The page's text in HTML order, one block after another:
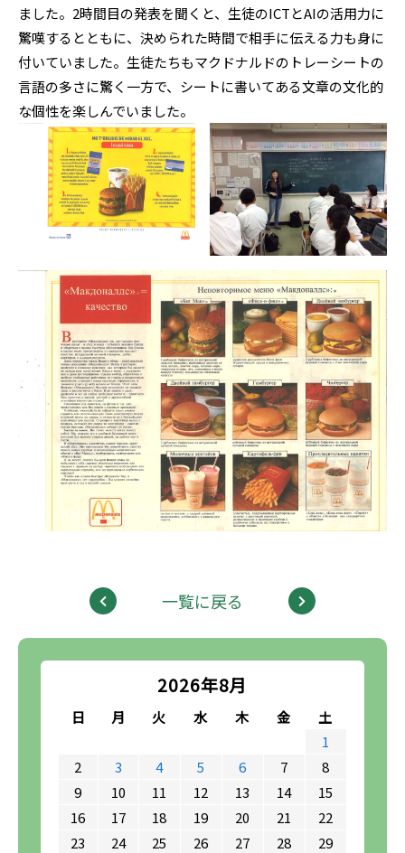
2026年8月
日 月 火 水 木 金
土
1
2
3 4 5 6 7
8
9
10 11 12 13 14
15
16
17 18 19 20 21
22
23
24 25 26 27 28
29
ました。2時間目の発表を聞くと、生徒のICTとAIの活用力に
驚嘆するとともに、決められた時間で相手に伝える力も身に
付いていました。生徒たちもマクドナルドのトレーシートの
言語の多さに驚く一方で、シートに書いてある文章の文化的
な個性を楽しんでいました。
一覧に戻る